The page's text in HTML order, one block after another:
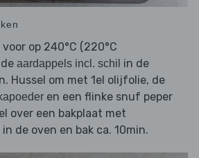
op 240°C (220°C
aardappels incl. schil in de
Hussel om met 1el olijfolie, de
en een flinke snuf peper
over een bakplaat met
de oven en bak ca. 10min.